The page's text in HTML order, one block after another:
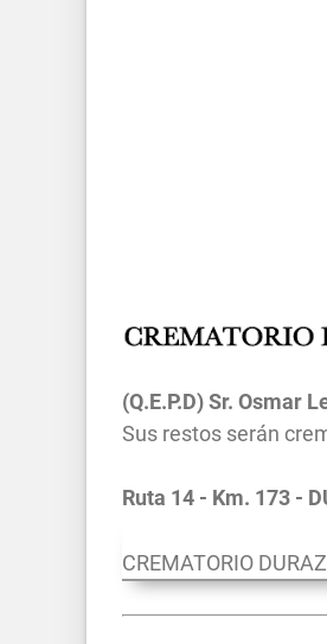
(Q.E.P.D) Sr. Osmar
Sus restos serán
Ruta 14 - Km. 173 -
CREMATORIO